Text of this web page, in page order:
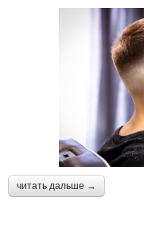
читать дальше →